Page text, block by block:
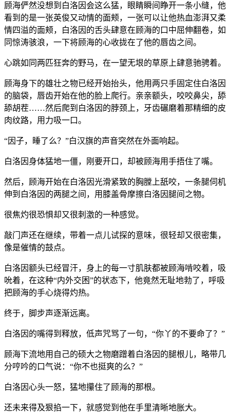
顾海俨然没想到白洛因会这么猛，眼睛瞬间睁开一条小缝，他
看到的是一张英俊又动情的面颊，一张可以让他热血澎湃又柔
情四溢的面颊，白洛因的舌头肆意在顾海的口中屈伸翻卷，如
同惊涛骇浪，一下将顾海的心收拢在了他的唇齿之间。
心跳如同两匹狂奔的野马，在一望无垠的草原上肆意驰骋着。
顾海身下的雄壮之物已经开始抬头，他用两只手固定住白洛因
的脑袋，唇齿开始在他的脸上爬行。亲亲额头，咬咬鼻尖，舔
舔胡茬……然后爬到白洛因的脖颈上，牙齿碾磨着那精细的皮
肉纹路，用力吸一口。
“因子，睡了么？”白汉旗的声音突然在外面响起。
白洛因身体猛地一僵，刚要开口，却被顾海用手捂住了嘴。
然后，顾海开始在白洛因光滑紧致的胸膛上舐咬，一条腿伺机
伸到白洛因的两腿之间，用膝盖骨摩擦白洛因腿间之物。
很焦灼很恐惧却又很刺激的一种感觉。
敲门声还在继续，带着一点儿试探的意味，很轻却又很密集，
像是催情的鼓点。
白洛因额头已经冒汗，身上的每一寸肌肤都被顾海啃咬着，吸
吮着，在这种“内外交困”的状态下，他竟然无耻地勃了，呼吸
把顾海的手心烧得灼热。
终于，脚步声逐渐远离。
白洛因的嘴得到释放，低声咒骂了一句，“你丫的不要命了？”
顾海下流地用自己的硕大之物磨蹭着白洛因的腿根儿，略带几
分哼吟的口气说：“你不也挺爽的么？”
白洛因心头一怒，猛地攥住了顾海的那根。
还未来得及狠掐一下，就感觉到他在手里清晰地胀大。